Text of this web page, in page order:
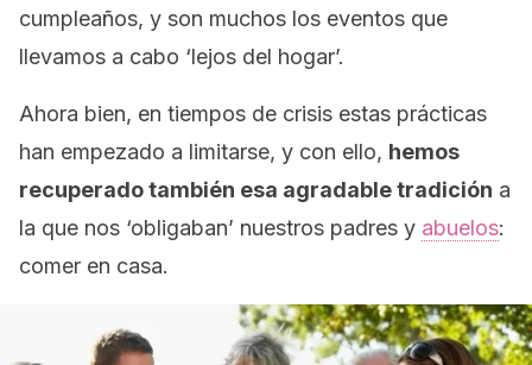
cumpleaños, y son muchos los eventos que
llevamos a cabo ‘lejos del hogar’.
Ahora bien, en tiempos de crisis estas prácticas
han empezado a limitarse, y con ello, hemos
recuperado también esa agradable tradición a
la que nos ‘obligaban’ nuestros padres y abuelos:
comer en casa.